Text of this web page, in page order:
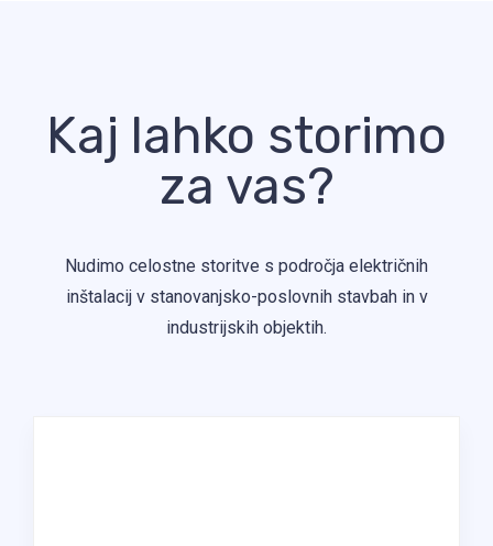
Kaj lahko storimo
za vas?
Nudimo celostne storitve s področja električnih
inštalacij v stanovanjsko-poslovnih stavbah in v
industrijskih objektih.